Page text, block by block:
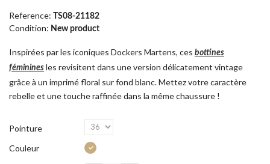
Reference: TS08-21182
Condition: New product
Inspirées par les iconiques Dockers Martens, ces bottines
féminines les revisitent dans une version délicatement vintage
grâce à un imprimé floral sur fond blanc. Mettez votre caractère
rebelle et une touche raffinée dans la même chaussure !
Pointure
Couleur